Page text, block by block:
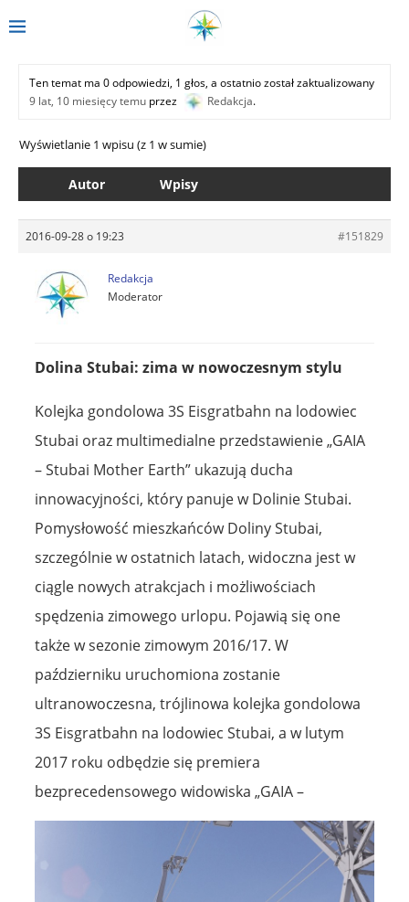
Ten temat ma 0 odpowiedzi, 1 głos, a ostatnio został zaktualizowany
9 lat, 10 miesięcy temu przez Redakcja.
Wyświetlanie 1 wpisu (z 1 w sumie)
Autor Wpisy
2016-09-28 o 19:23 #151829
Redakcja
Moderator
Dolina Stubai: zima w nowoczesnym stylu
Kolejka gondolowa 3S Eisgratbahn na lodowiec
Stubai oraz multimedialne przedstawienie „GAIA
– Stubai Mother Earth” ukazują ducha
innowacyjności, który panuje w Dolinie Stubai.
Pomysłowość mieszkańców Doliny Stubai,
szczególnie w ostatnich latach, widoczna jest w
ciągle nowych atrakcjach i możliwościach
spędzenia zimowego urlopu. Pojawią się one
także w sezonie zimowym 2016/17. W
październiku uruchomiona zostanie
ultranowoczesna, trójlinowa kolejka gondolowa
3S Eisgratbahn na lodowiec Stubai, a w lutym
2017 roku odbędzie się premiera
bezprecedensowego widowiska „GAIA –